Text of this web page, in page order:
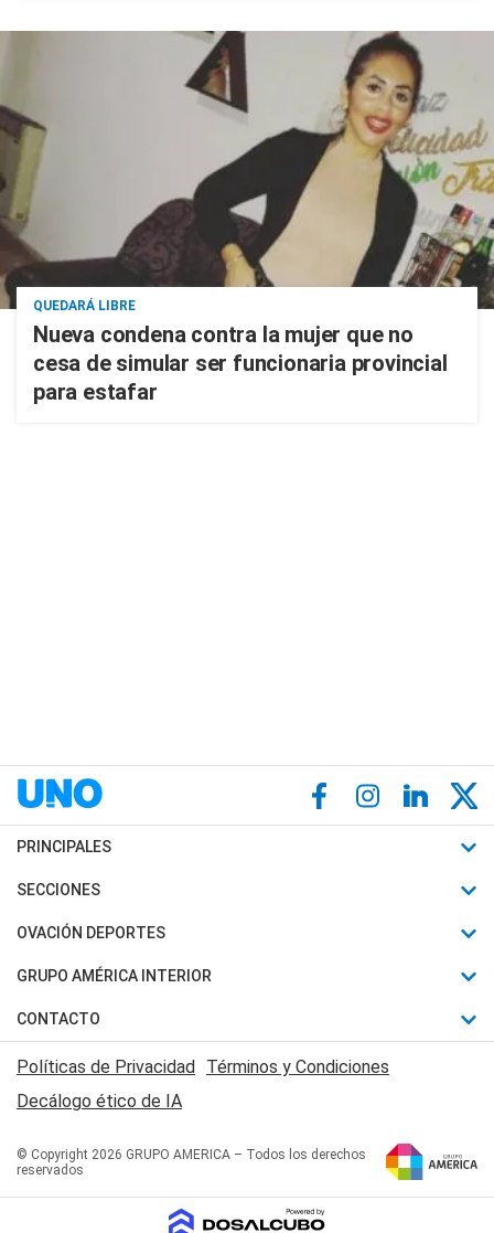
QUEDARÁ LIBRE
Nueva condena contra la mujer que no
cesa de simular ser funcionaria provincial
para estafar
PRINCIPALES
Últimas Noticias
Política
Judiciales
Economia
SECCIONES
Horóscopo
Motores
Trucos caseros
Series y Películas
Edictos y Solicitadas
OVACIÓN DEPORTES
Fútbol
Mundial
Automovilismo
Rugby
Básquet
GRUPO AMÉRICA INTERIOR
Canal 7 en Vivo
San Juan 8
CONTACTO
Acerca de Nosotros
Contactanos
Políticas de Privacidad Términos y Condiciones
Decálogo ético de IA
© Copyright 2026 GRUPO AMERICA – Todos los derechos
reservados